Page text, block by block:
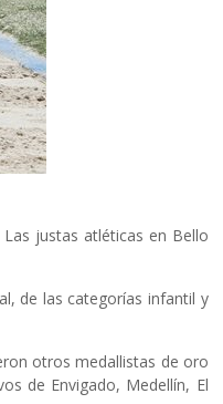
justas atléticas en Bello
de las categorías infantil y
otros medallistas de oro
de Envigado, Medellín, El